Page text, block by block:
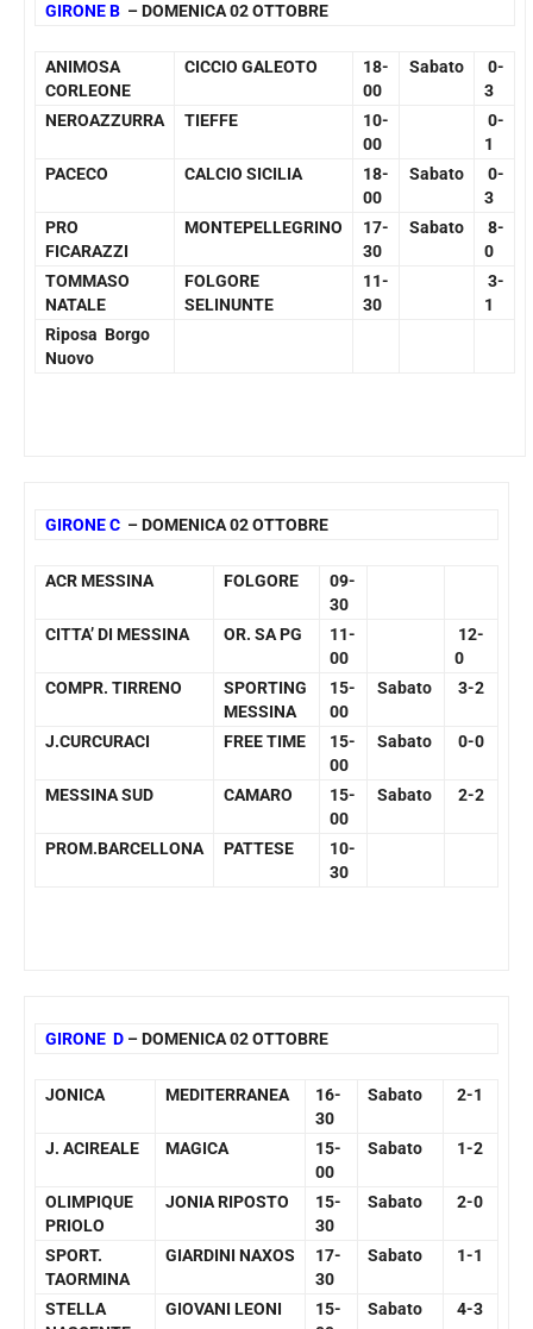
GIRONE B – DOMENICA 02 OTTOBRE
ANIMOSA
CORLEONE
CICCIO GALEOTO
18-
00
Sabato
0-
3
NEROAZZURRA
TIEFFE
10-
00
0-
1
PACECO
CALCIO SICILIA
18-
00
Sabato
0-
3
PRO
FICARAZZI
MONTEPELLEGRINO
17-
30
Sabato
8-
0
TOMMASO
NATALE
FOLGORE
SELINUNTE
11-
30
3-
1
Riposa Borgo
Nuovo
GIRONE C – DOMENICA 02 OTTOBRE
ACR MESSINA FOLGORE
09-
30
CITTA’ DI MESSINA
OR. SA PG
11-
00
12-
0
COMPR. TIRRENO
SPORTING
MESSINA
15-
00
Sabato 3-2
J.CURCURACI FREE TIME
15-
00
Sabato 0-0
MESSINA SUD CAMARO
15-
00
Sabato 2-2
PROM.BARCELLONA PATTESE
10-
30
GIRONE D – DOMENICA 02 OTTOBRE
JONICA MEDITERRANEA
16-
30
Sabato 2-1
J. ACIREALE MAGICA
15-
00
Sabato 1-2
OLIMPIQUE
PRIOLO
JONIA RIPOSTO
15-
30
Sabato 2-0
SPORT.
TAORMINA
GIARDINI NAXOS
17-
30
Sabato 1-1
STELLA
GIOVANI LEONI
15-
Sabato 4-3